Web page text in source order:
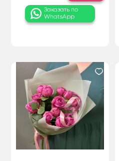
Заказать по
WhatsApp